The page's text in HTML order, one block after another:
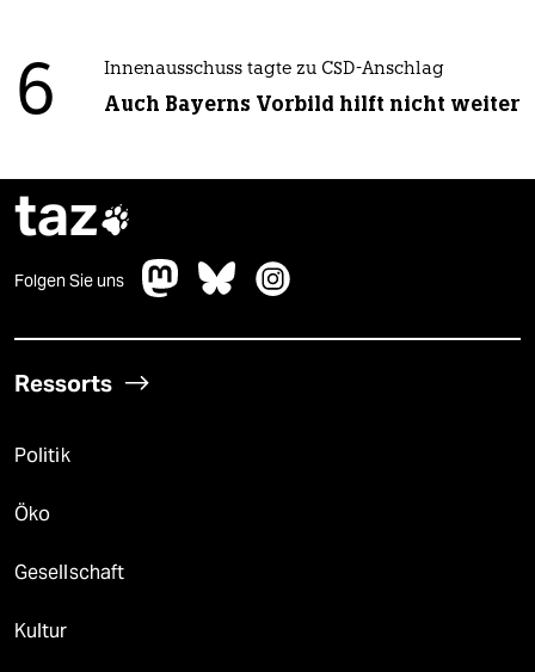
6 Innenausschuss tagte zu CSD-Anschlag
Auch Bayerns Vorbild hilft nicht weiter
taz
Folgen Sie uns
Ressorts
Politik
Öko
Gesellschaft
Kultur